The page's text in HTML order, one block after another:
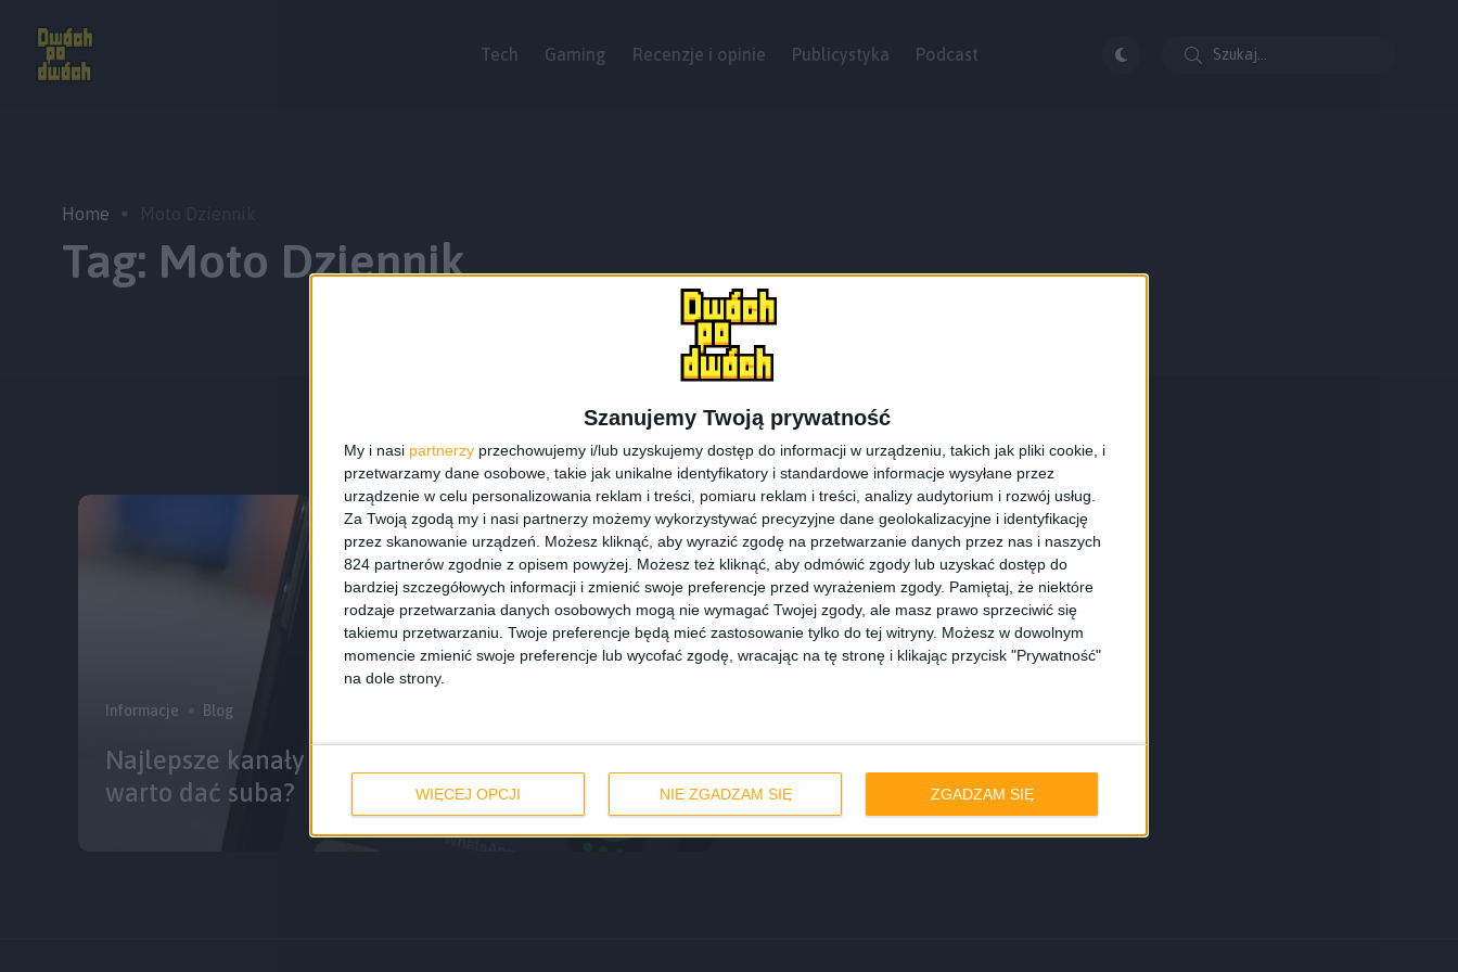
Szanujemy Twoją prywatność
My i nasi partnerzy przechowujemy i/lub uzyskujemy dostęp do informacji w urządzeniu, takich jak pliki cookie, i
przetwarzamy dane osobowe, takie jak unikalne identyfikatory i standardowe informacje wysyłane przez
urządzenie w celu personalizowania reklam i treści, pomiaru reklam i treści, analizy audytorium i rozwój usług.
Za Twoją zgodą my i nasi partnerzy możemy wykorzystywać precyzyjne dane geolokalizacyjne i identyfikację
przez skanowanie urządzeń. Możesz kliknąć, aby wyrazić zgodę na przetwarzanie danych przez nas i naszych
824 partnerów zgodnie z opisem powyżej. Możesz też kliknąć, aby odmówić zgody lub uzyskać dostęp do
bardziej szczegółowych informacji i zmienić swoje preferencje przed wyrażeniem zgody. Pamiętaj, że niektóre
rodzaje przetwarzania danych osobowych mogą nie wymagać Twojej zgody, ale masz prawo sprzeciwić się
takiemu przetwarzaniu. Twoje preferencje będą mieć zastosowanie tylko do tej witryny. Możesz w dowolnym
momencie zmienić swoje preferencje lub wycofać zgodę, wracając na tę stronę i klikając przycisk "Prywatność"
na dole strony.
WIĘCEJ OPCJI NIE ZGADZAM SIĘ ZGADZAM SIĘ
Tech Gaming Recenzje i opinie Publicystyka Podcast
Home
Tag: Moto Dziennik
Informacje Blog
Najlepsze kanały na YouTube po raz drugi. Komu
warto dać suba?